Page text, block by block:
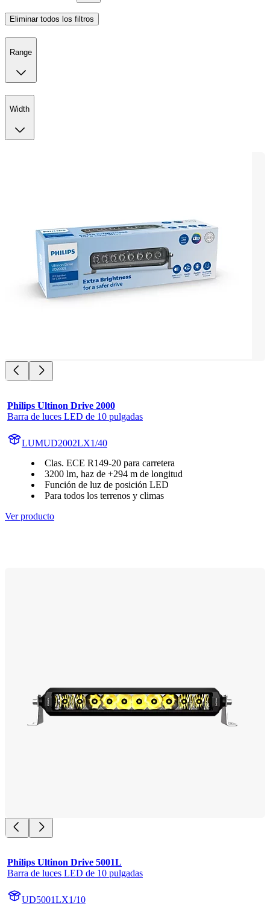
Eliminar todos los filtros
Range
Width
Philips Ultinon Drive 2000
Barra de luces LED de 10 pulgadas
LUMUD2002LX1/40
Clas. ECE R149-20 para carretera
3200 lm, haz de +294 m de longitud
Función de luz de posición LED
Para todos los terrenos y climas
Ver producto
Philips Ultinon Drive 5001L
Barra de luces LED de 10 pulgadas
UD5001LX1/10